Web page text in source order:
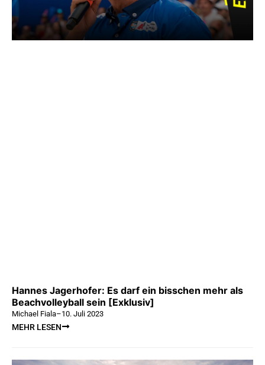
Hannes Jagerhofer: Es darf ein bisschen mehr als
Beachvolleyball sein [Exklusiv]
Michael Fiala–10. Juli 2023
MEHR LESEN